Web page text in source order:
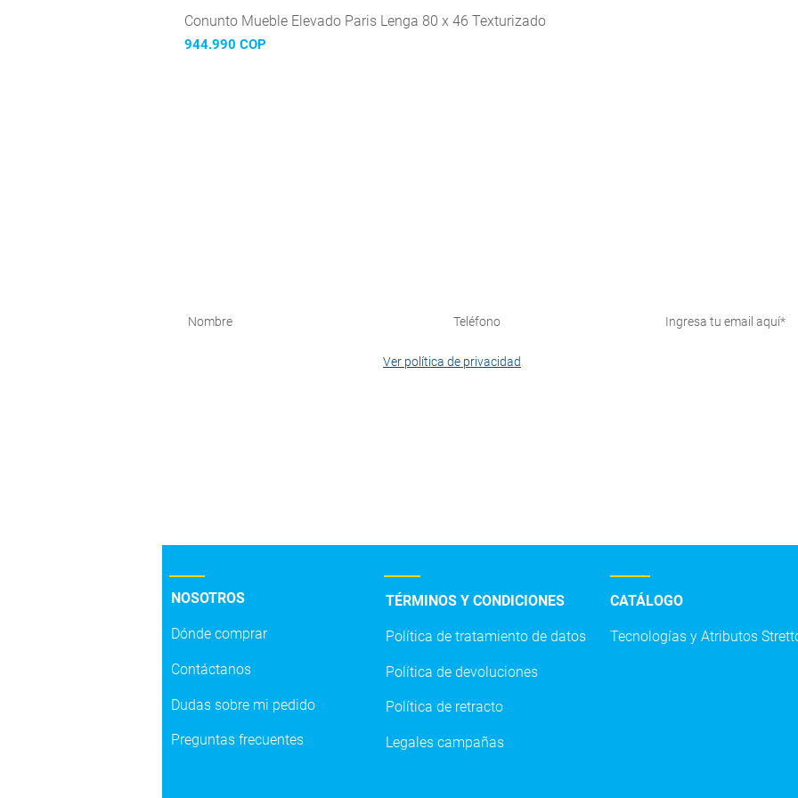
Conunto Mueble Elevado Paris Lenga 80 x 46 Texturizado
Precio
944.990 COP
Ver política de privacidad
NOSOTROS
Dónde comprar
Contáctanos
Dudas sobre mi pedido
Preguntas frecuentes
TÉRMINOS Y CONDICIONES
Política de tratamiento de datos
Política de devoluciones
Política de retracto
Legales campañas
CATÁLOGO
Tecnologías y Atributos